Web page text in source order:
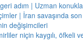
adım | Uzman
| İran savaşında
değişimcileri
niçin kaygılı, öfkeli